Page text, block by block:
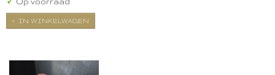
IN WINKELWAGEN